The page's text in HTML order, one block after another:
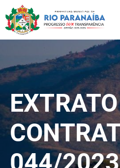
O
Município
Prefeitura
Notícias
Serviços